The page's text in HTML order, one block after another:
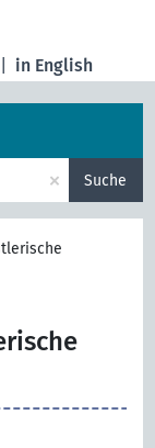
in English
× Suche